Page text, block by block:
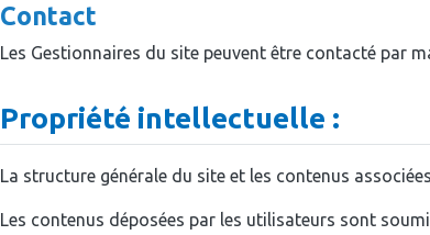
Contact
Les Gestionnaires du site peuvent être contacté par
Propriété intellectuelle :
La structure générale du site et les contenus
Les contenus déposées par les utilisateurs sont